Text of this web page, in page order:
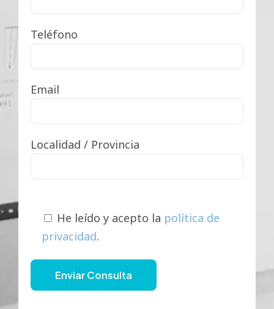
Teléfono
Email
Localidad / Provincia
He leído y acepto la política de
privacidad.